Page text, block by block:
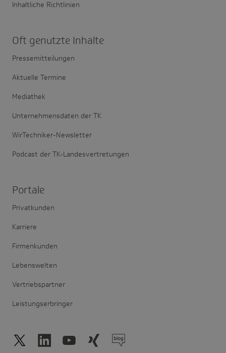
Inhaltliche Richtlinien
Oft genutzte Inhalte
Pressemitteilungen
Aktuelle Termine
Mediathek
Unternehmensdaten der TK
WirTechniker-Newsletter
Podcast der TK-Landesvertretungen
Portale
Privatkunden
Karriere
Firmenkunden
Lebenswelten
Vertriebspartner
Leistungserbringer